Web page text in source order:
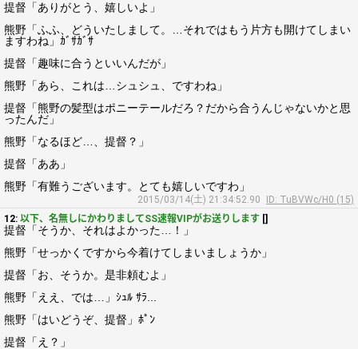
提督「ありがとう、嬉しいよ」
熊野「ふふ、どういたしまして。…それではもう片方も開けてしまい
ますわね」ｶﾞｻｶﾞｻ
提督「趣味に合うといいんだが」
熊野「あら、これは…シュシュ、ですわね」
提督「熊野の髪型はポニーテールだろ？だから合うんじゃないかと思
ったんだ」
熊野「なるほど…、提督？」
提督「ああ」
熊野「有難うございます。とても嬉しいですわ」
2015/03/14(土) 21:34:52.90
ID: TuBVWc/H0 (15)
12: 以下、名無しにかわりましてSS速報VIPがお送りします []
提督「そうか、それはよかった…！」
熊野「せっかくですから今着けてしまいましょうか」
提督「お、そうか。是非頼むよ」
熊野「ええ、では…」ｼｭﾙ ｻﾗ...
熊野「はいどうぞ、提督」ﾎﾟﾝ
提督「え？」